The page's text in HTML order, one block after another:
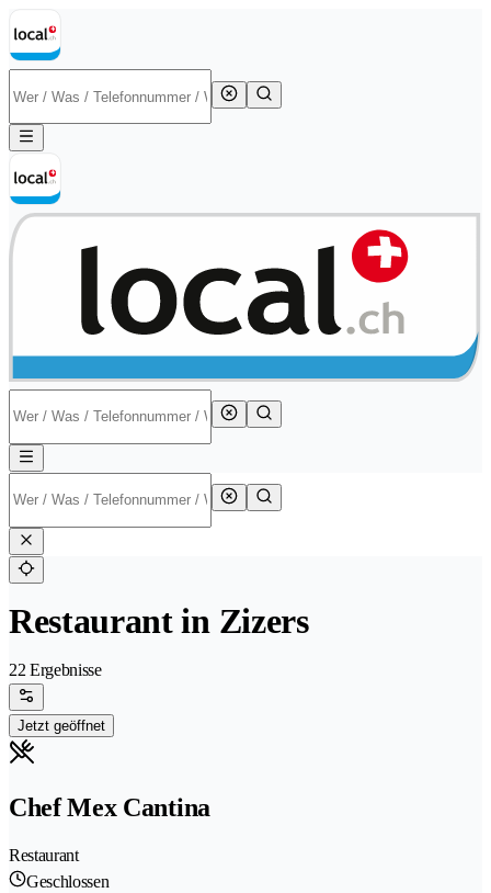
Restaurant in Zizers
22 Ergebnisse
Jetzt geöffnet
Chef Mex Cantina
Restaurant
Geschlossen